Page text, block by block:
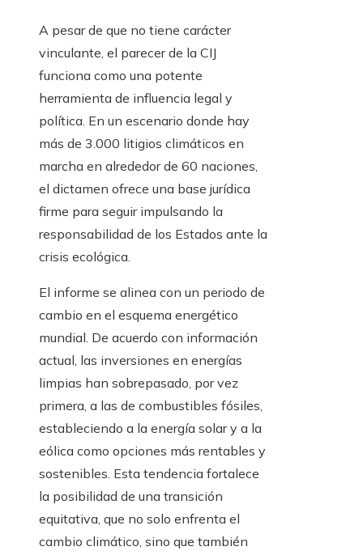
A pesar de que no tiene carácter
vinculante, el parecer de la CIJ
funciona como una potente
herramienta de influencia legal y
política. En un escenario donde hay
más de 3.000 litigios climáticos en
marcha en alrededor de 60 naciones,
el dictamen ofrece una base jurídica
firme para seguir impulsando la
responsabilidad de los Estados ante la
crisis ecológica.
El informe se alinea con un periodo de
cambio en el esquema energético
mundial. De acuerdo con información
actual, las inversiones en energías
limpias han sobrepasado, por vez
primera, a las de combustibles fósiles,
estableciendo a la energía solar y a la
eólica como opciones más rentables y
sostenibles. Esta tendencia fortalece
la posibilidad de una transición
equitativa, que no solo enfrenta el
cambio climático, sino que también